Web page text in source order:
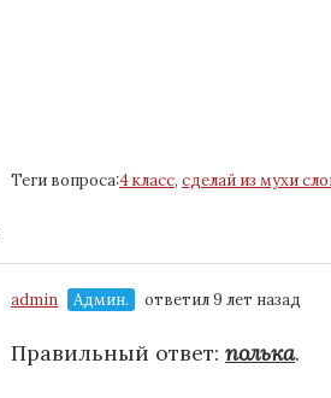
Теги вопроса:4 класс, сделай из мухи
admin Админ. ответил 9 лет назад
Правильный ответ: полька.